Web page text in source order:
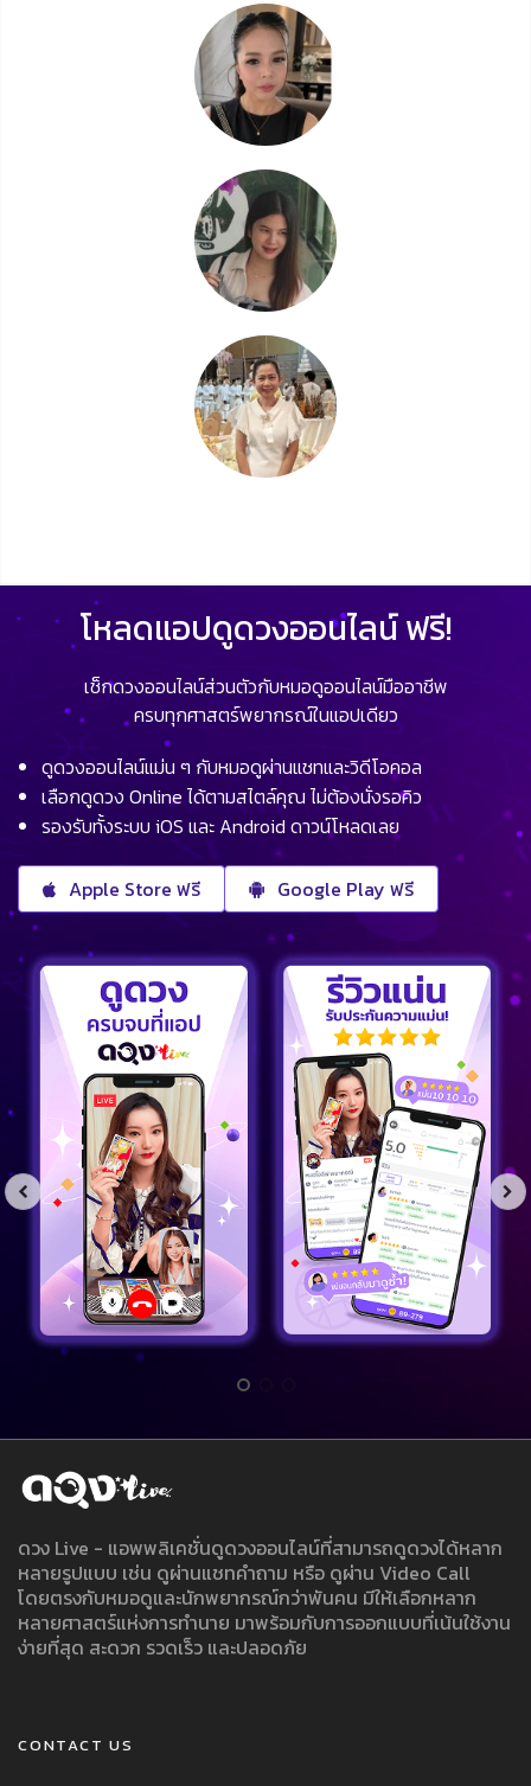
โหลดแอปดูดวงออนไลน์ ฟรี!
เช็กดวงออนไลน์ส่วนตัวกับหมอดูออนไลน์มืออาชีพ
ครบทุกศาสตร์พยากรณ์ในแอปเดียว
ดูดวงออนไลน์แม่น ๆ กับหมอดูผ่านแชทและวิดีโอคอล
เลือกดูดวง Online ได้ตามสไตล์คุณ ไม่ต้องนั่งรอคิว
รองรับทั้งระบบ iOS และ Android ดาวน์โหลดเลย
Apple Store ฟรี Google Play ฟรี
ดวง Live - แอพพลิเคชั่นดูดวงออนไลน์ที่สามารถดูดวงได้หลาก
หลายรูปแบบ เช่น ดูผ่านแชทคำถาม หรือ ดูผ่าน Video Call
โดยตรงกับหมอดูและนักพยากรณ์กว่าพันคน มีให้เลือกหลาก
หลายศาสตร์แห่งการทำนาย มาพร้อมกับการออกแบบที่เน้นใช้งาน
ง่ายที่สุด สะดวก รวดเร็ว และปลอดภัย
CONTACT US